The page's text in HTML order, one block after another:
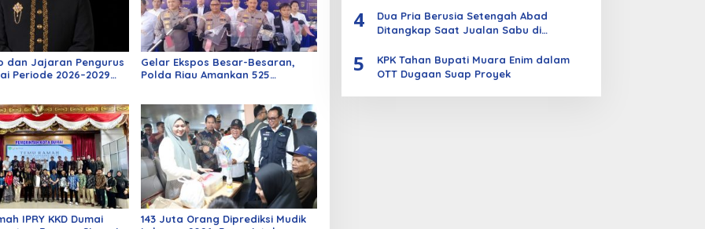
dan Jajaran Pengurus
Periode 2026–2029
Gelar Ekspos Besar-Besaran,
Polda Riau Amankan 525
IPRY KKD Dumai
143 Juta Orang Diprediksi Mudik
4
Dua Pria Berusia Setengah Abad
Ditangkap Saat Jualan Sabu di
5
KPK Tahan Bupati Muara Enim dalam
OTT Dugaan Suap Proyek